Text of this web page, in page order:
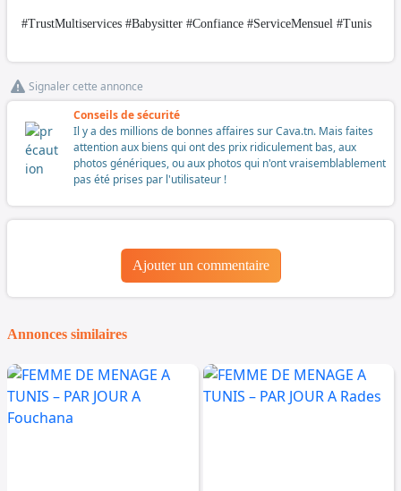
#TrustMultiservices #Babysitter #Confiance #ServiceMensuel #Tunis
Signaler cette annonce
Conseils de sécurité
Il y a des millions de bonnes affaires sur Cava.tn. Mais faites
attention aux biens qui ont des prix ridiculement bas, aux
photos génériques, ou aux photos qui n'ont vraisemblablement
pas été prises par l'utilisateur !
Ajouter un commentaire
Annonces similaires